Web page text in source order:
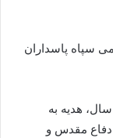
سپاه پاسداران
آخر سال، هدیه به
دفاع مقدس و